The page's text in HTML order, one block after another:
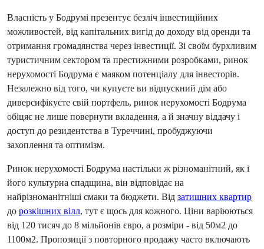
Власність у Бодрумі презентує безліч інвестиційних
можливостей, від капітальних вигід до доходу від оренди та
отримання громадянства через інвестиції. Зі своїм бурхливим
туристичним сектором та престижними розробками, ринок
нерухомості Бодрума є маяком потенціалу для інвесторів.
Незалежно від того, чи купуєте ви відпускний дім або
диверсифікуєте свій портфель, ринок нерухомості Бодрума
обіцяє не лише повернути вкладення, а й значну віддачу і
доступ до резидентства в Туреччині, пробуджуючи
захоплення та оптимізм.
Ринок нерухомості Бодрума настільки ж різноманітний, як і
його культурна спадщина, він відповідає на
найрізноманітніші смаки та бюджети. Від затишних квартир
до розкішних вілл, тут є щось для кожного. Ціни варіюються
від 120 тисяч до 8 мільйонів євро, а розміри - від 50м2 до
1100м2. Пропозиції з повторного продажу часто включають